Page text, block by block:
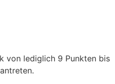
von lediglich 9 Punkten bis